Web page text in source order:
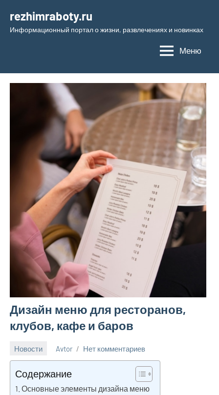
содержимому
rezhimraboty.ru
Информационный портал о жизни, развлечениях и новинках
Меню
Дизайн меню для ресторанов,
клубов, кафе и баров
Новости
2024
Avtor Нет комментариев
Содержание
Основные элементы дизайна меню